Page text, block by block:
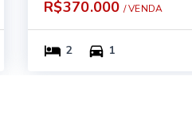
R$370.000 / VENDA
2 1